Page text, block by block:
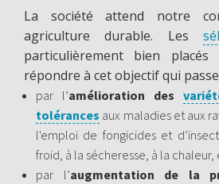
La société attend notre
agriculture durable. Les
particulièrement bien
répondre à cet objectif qui
par l’amélioration des
tolérances aux maladies et aux
l'emploi de fongicides et
froid, à la sécheresse, à la chaleur,
par l’augmentation de la